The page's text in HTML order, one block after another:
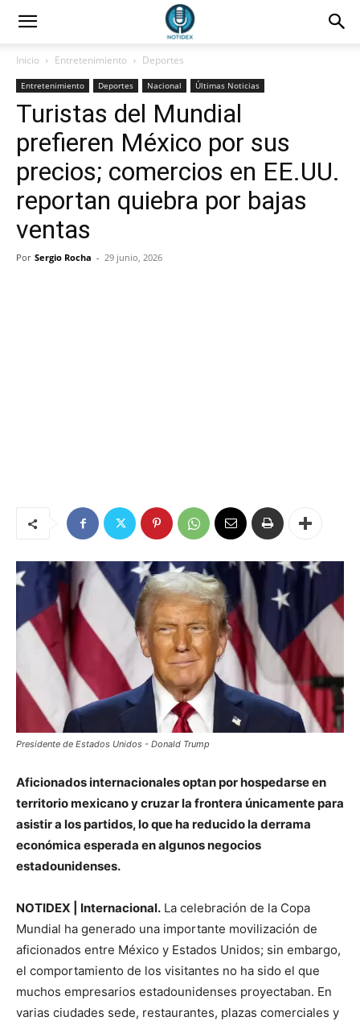
Inicio Entretenimiento Deportes
Entretenimiento Deportes Nacional Últimas Noticias
Turistas del Mundial
prefieren México por sus
precios; comercios en EE.UU.
reportan quiebra por bajas
ventas
Por Sergio Rocha - 29 junio, 2026
Presidente de Estados Unidos - Donald Trump
Aficionados internacionales optan por hospedarse en
territorio mexicano y cruzar la frontera únicamente para
asistir a los partidos, lo que ha reducido la derrama
económica esperada en algunos negocios
estadounidenses.
NOTIDEX | Internacional. La celebración de la Copa
Mundial ha generado una importante movilización de
aficionados entre México y Estados Unidos; sin embargo,
el comportamiento de los visitantes no ha sido el que
muchos empresarios estadounidenses proyectaban. En
varias ciudades sede, restaurantes, plazas comerciales y